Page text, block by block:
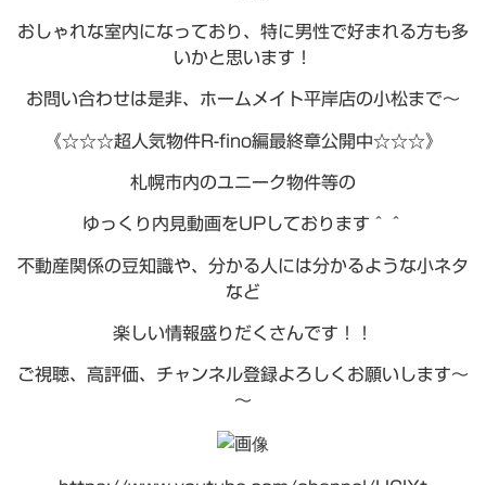
おしゃれな室内になっており、特に男性で好まれる方も多
いかと思います！
お問い合わせは是非、ホームメイト平岸店の小松まで～
《☆☆☆超人気物件R-fino編最終章公開中☆☆☆》
札幌市内のユニーク物件等の
ゆっくり内見動画をUPしております＾＾
不動産関係の豆知識や、分かる人には分かるような小ネタ
など
楽しい情報盛りだくさんです！！
ご視聴、高評価、チャンネル登録よろしくお願いします～
～